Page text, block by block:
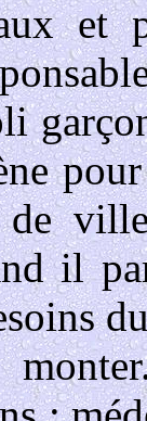
et
de
il